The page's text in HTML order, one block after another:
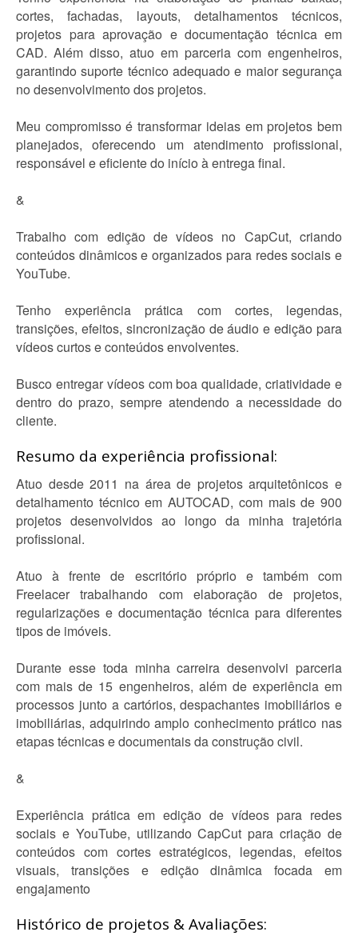
cortes, fachadas, layouts, detalhamentos técnicos,
projetos para aprovação e documentação técnica em
CAD. Além disso, atuo em parceria com engenheiros,
garantindo suporte técnico adequado e maior segurança
no desenvolvimento dos projetos.
Meu compromisso é transformar ideias em projetos bem
planejados, oferecendo um atendimento profissional,
responsável e eficiente do início à entrega final.
&
Trabalho com edição de vídeos no CapCut, criando
conteúdos dinâmicos e organizados para redes sociais e
YouTube.
Tenho experiência prática com cortes, legendas,
transições, efeitos, sincronização de áudio e edição para
vídeos curtos e conteúdos envolventes.
Busco entregar vídeos com boa qualidade, criatividade e
dentro do prazo, sempre atendendo a necessidade do
cliente.
Resumo da experiência profissional:
Atuo desde 2011 na área de projetos arquitetônicos e
detalhamento técnico em AUTOCAD, com mais de 900
projetos desenvolvidos ao longo da minha trajetória
profissional.
Atuo à frente de escritório próprio e também com
Freelacer trabalhando com elaboração de projetos,
regularizações e documentação técnica para diferentes
tipos de imóveis.
Durante esse toda minha carreira desenvolvi parceria
com mais de 15 engenheiros, além de experiência em
processos junto a cartórios, despachantes imobiliários e
imobiliárias, adquirindo amplo conhecimento prático nas
etapas técnicas e documentais da construção civil.
&
Experiência prática em edição de vídeos para redes
sociais e YouTube, utilizando CapCut para criação de
conteúdos com cortes estratégicos, legendas, efeitos
visuais, transições e edição dinâmica focada em
engajamento
Histórico de projetos & Avaliações: